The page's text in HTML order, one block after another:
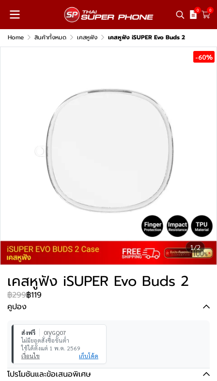
0 0
Home สินค้าทั้งหมด เคสหูฟัง เคสหูฟัง iSUPER Evo Buds 2
1/2
-60%
เคสหูฟัง iSUPER Evo Buds 2
฿299฿119
คูปอง
ส่งฟรี
0IVGQ07
ไม่มียอดสั่งซื้อขั้นต่ำ
ใช้ได้ตั้งแต่ 1 พ.ค. 2569
เงื่อนไข
เก็บโค้ด
โปรโมชันและข้อเสนอพิเศษ